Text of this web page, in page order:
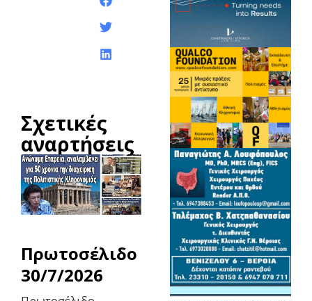
Σχετικές
αναρτήσεις
Πρωτοσέλιδο
30/7/2026